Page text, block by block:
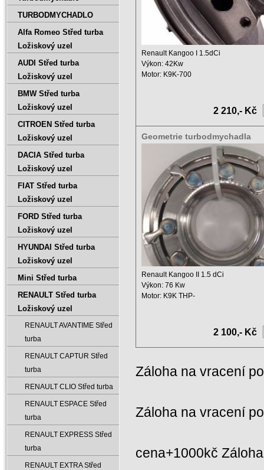
Renault Kangoo I 1.5dCi
Výkon: 42Kw
Motor: K9K-700
2 210,- Kč
Geometrie turbodmychadla
54399700027 54399880002
Renault Kangoo II 1.5 dCi
Výkon: 76 Kw
Motor: K9K THP-
2 100,- Kč
Záloha na vracení
Záloha na vracení
cena+1000kč
TURBODMYCHADLO
Alfa Romeo Střed turba
Ložiskový uzel
AUDI Střed turba
Ložiskový uzel
BMW Střed turba
Ložiskový uzel
CITROEN Střed turba
Ložiskový uzel
DACIA Střed turba
Ložiskový uzel
FIAT Střed turba
Ložiskový uzel
FORD Střed turba
Ložiskový uzel
HYUNDAI Střed turba
Ložiskový uzel
Mini Střed turba
RENAULT Střed turba
Ložiskový uzel
RENAULT AVANTIME Střed
turba
RENAULT CAPTUR Střed
turba
RENAULT CLIO Střed turba
RENAULT ESPACE Střed
turba
RENAULT EXPRESS Střed
turba
RENAULT EXTRA Střed